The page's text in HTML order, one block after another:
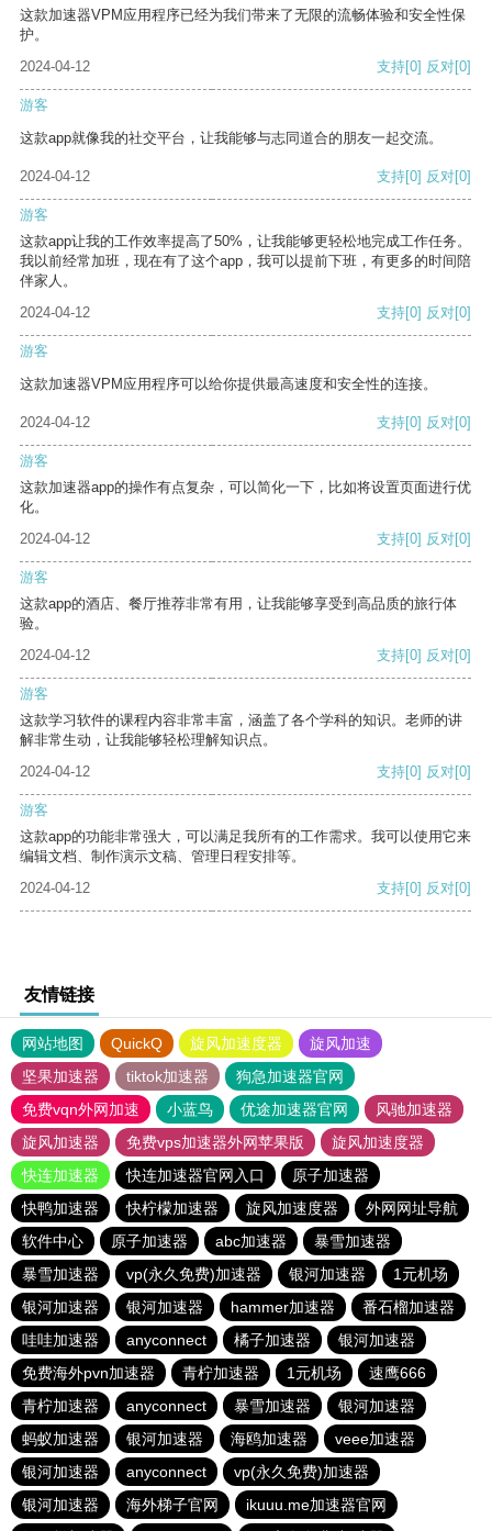
这款加速器VPM应用程序已经为我们带来了无限的流畅体验和安全性保
护。
2024-04-12
支持[0] 反对[0]
游客
这款app就像我的社交平台，让我能够与志同道合的朋友一起交流。
2024-04-12 支持[0] 反对[0]
游客
这款app让我的工作效率提高了50%，让我能够更轻松地完成工作任务。
我以前经常加班，现在有了这个app，我可以提前下班，有更多的时间陪
伴家人。
2024-04-12
支持[0] 反对[0]
游客
这款加速器VPM应用程序可以给你提供最高速度和安全性的连接。
2024-04-12 支持[0] 反对[0]
游客
这款加速器app的操作有点复杂，可以简化一下，比如将设置页面进行优
化。
2024-04-12
支持[0] 反对[0]
游客
这款app的酒店、餐厅推荐非常有用，让我能够享受到高品质的旅行体
验。
2024-04-12
支持[0] 反对[0]
游客
这款学习软件的课程内容非常丰富，涵盖了各个学科的知识。老师的讲
解非常生动，让我能够轻松理解知识点。
2024-04-12
支持[0] 反对[0]
游客
这款app的功能非常强大，可以满足我所有的工作需求。我可以使用它来
编辑文档、制作演示文稿、管理日程安排等。
2024-04-12
支持[0] 反对[0]
友情链接
网站地图 QuickQ 旋风加速度器
旋风加速
坚果加速器
tiktok加速器
狗急加速器官网
免费vqn外网加速
小蓝鸟 优途加速器官网
风驰加速器
旋风加速器
免费vps加速器外网苹果版
旋风加速度器
快连加速器
快连加速器官网入口
原子加速器
快鸭加速器
快柠檬加速器 旋风加速度器
外网网址导航
软件中心
原子加速器 abc加速器
暴雪加速器
暴雪加速器
vp(永久免费)加速器 银河加速器
1元机场
银河加速器
银河加速器 hammer加速器
番石榴加速器
哇哇加速器
anyconnect 橘子加速器
银河加速器
免费海外pvn加速器
青柠加速器 1元机场
速鹰666
青柠加速器
anyconnect 暴雪加速器
银河加速器
蚂蚁加速器
银河加速器 海鸥加速器
veee加速器
银河加速器
anyconnect
vp(永久免费)加速器
银河加速器
海外梯子官网
ikuuu.me加速器官网